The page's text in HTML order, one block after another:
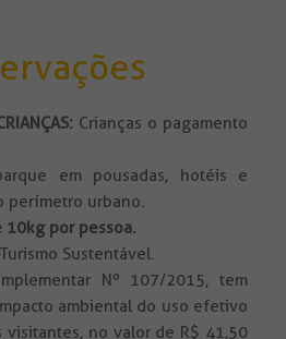
Crianças o pagamento
em pousadas, hotéis e
perímetro urbano.
10kg por pessoa.
Sustentável.
Nº 107/2015, tem
ambiental do uso efetivo
visitantes, no valor de R$ 41,50